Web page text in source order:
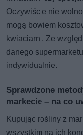
Oczywiście nie
mogą bowiem
kwiaciarni. Ze
danego
indywidualnie.
Sprawdzone
markecie – na co
Kupując rośliny z
wszystkim na ich